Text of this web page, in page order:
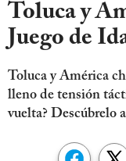
Toluca y
Juego de
Toluca y América
lleno de tensión
vuelta? Descúbrelo